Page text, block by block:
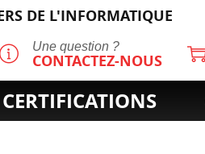
DE L'INFORMATIQUE
Une question ?
CONTACTEZ-NOUS
CERTIFICATIONS